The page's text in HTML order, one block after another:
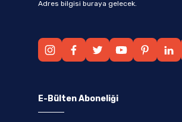
BREMTECH (1)
DUNLOP (1)
Adres bilgisi buraya gelecek.
E-Bülten Aboneliği